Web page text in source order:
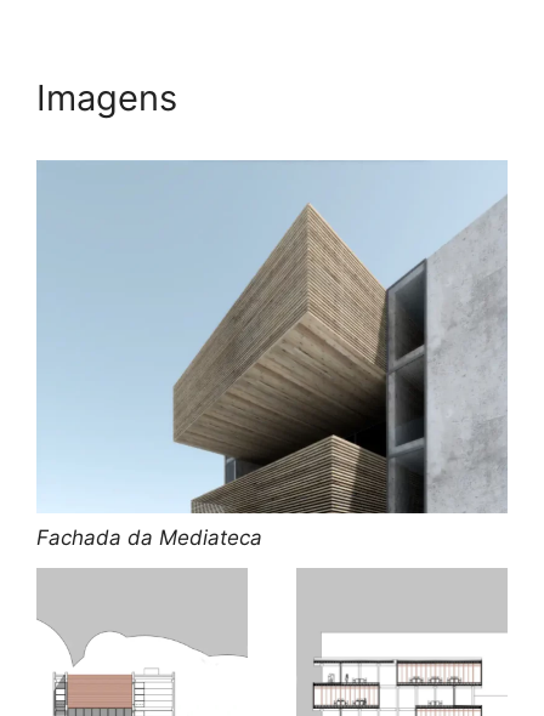
Imagens
Fachada da Mediateca